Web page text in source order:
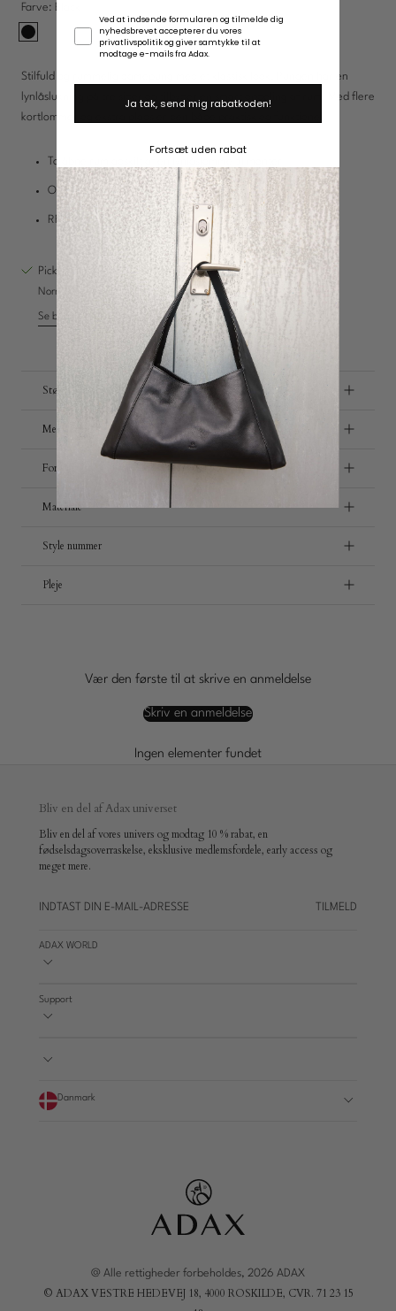
Charms
Opdag
Farve:
Black
Stilfuld og rummelig damepung med et klassisk look. Pungen har en
lynlåslukning på tre sider og tilbyder en smart opdeling af rum. Med flere
kortlommer og ekstra plads er den både praktisk og funktionel.
To åbne rum adskilt af en lynlåslomme til mønter
Otte kortlommer samt to smalle rum til kvitteringer
RFID-beskyttelse og plads til en iPhone 8
Pickup tilgængelig på Vestre Hedevej 18
Normalt klar inden for 4 timer
Se butiksoplysninger
Størrelse
Metal detaljer
Forsendelse og retur
Materiale
Style nummer
Pleje
Vær den første til at skrive en anmeldelse
Skriv en anmeldelse
Ingen elementer fundet
ADAX WORLD
Support
Bliv en del af Adax universet
Bliv en del af vores univers og modtag 10 % rabat, en
fødselsdagsoverraskelse, eksklusive medlemsfordele, early access og
meget mere.
TILMELD
Danmark
@ Alle rettigheder forbeholdes, 2026 ADAX
© ADAX VESTRE HEDEVEJ 18, 4000 ROSKILDE, CVR. 71 23 15
SamtykkeVed at indsende formularen og tilmelde dig
nyhedsbrevet accepterer du vores
privatlivspolitik og giver samtykke til at
modtage e-mails fra Adax.
Ja tak, send mig rabatkoden!
Fortsæt uden rabat